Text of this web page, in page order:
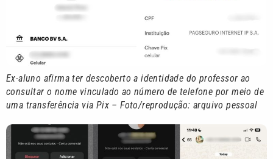
Ex-aluno afirma ter descoberto a identidade do professor ao
consultar o nome vinculado ao número de telefone por meio de
uma transferência via Pix – Foto/reprodução: arquivo pessoal